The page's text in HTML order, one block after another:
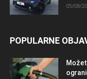
05/08/
POPULARNE